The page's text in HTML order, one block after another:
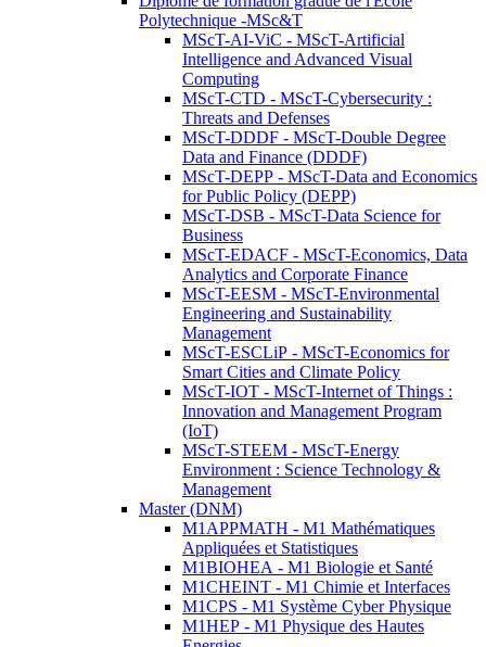
Polytechnique -MSc&T
MScT-AI-ViC - MScT-Artificial
Intelligence and Advanced Visual
Computing
MScT-CTD - MScT-Cybersecurity :
Threats and Defenses
MScT-DDDF - MScT-Double Degree
Data and Finance (DDDF)
MScT-DEPP - MScT-Data and Economics
for Public Policy (DEPP)
MScT-DSB - MScT-Data Science for
Business
MScT-EDACF - MScT-Economics, Data
Analytics and Corporate Finance
MScT-EESM - MScT-Environmental
Engineering and Sustainability
Management
MScT-ESCLiP - MScT-Economics for
Smart Cities and Climate Policy
MScT-IOT - MScT-Internet of Things :
Innovation and Management Program
(IoT)
MScT-STEEM - MScT-Energy
Environment : Science Technology &
Management
Master (DNM)
M1APPMATH - M1 Mathématiques
Appliquées et Statistiques
M1BIOHEA - M1 Biologie et Santé
M1CHEINT - M1 Chimie et Interfaces
M1CPS - M1 Système Cyber Physique
M1HEP - M1 Physique des Hautes